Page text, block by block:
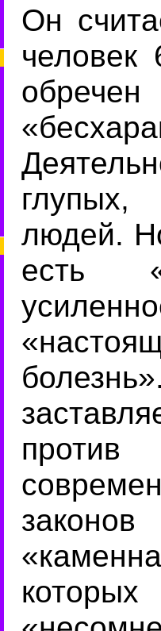
Он
человек
глупых,
людей.
есть